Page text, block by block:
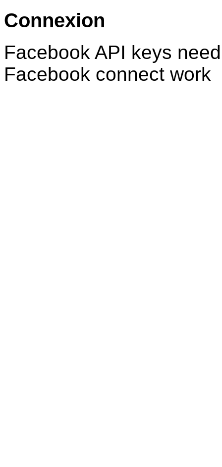
Connexion
Facebook API keys
Facebook connect work